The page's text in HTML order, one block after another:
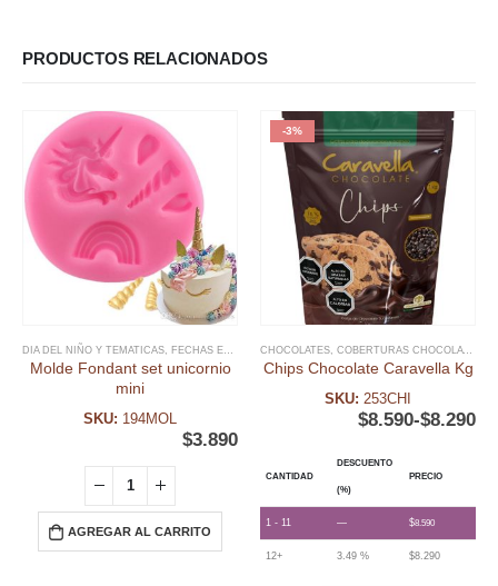
PRODUCTOS RELACIONADOS
DIA DEL NIÑO Y TEMATICAS, FECHAS ESPECIALES ,FONDANT ,MOLDE FONDANT,
Molde Fondant set unicornio
mini
SKU: 194MOL
$3.890
AGREGAR AL CARRITO
-3%
CHOCOLATES, COBERTURAS CHOCOLATE
Chips Chocolate Caravella Kg
SKU: 253CHI
$8.290
-
$8.590
CANTIDAD
DESCUENTO
(%)
PRECIO
1 - 11 — $8.590
12+ 3.49 % $8.290